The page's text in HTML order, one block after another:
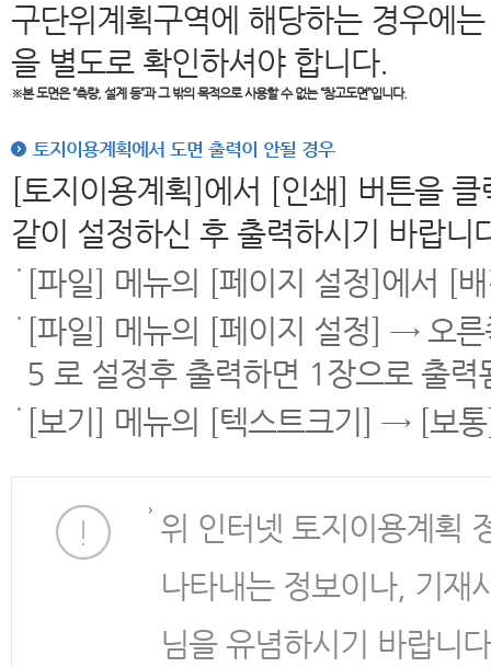
구단위계획구역에 해당하는 경우에
을 별도로 확인하셔야 합니다.
※본 도면은“측량, 설계 등”과 그 밖의 목적으로 사용할 수 없는 “참고도면”입니다.
토지이용계획에서 도면 출력이 안될 경우
[토지이용계획]에서 [인쇄] 버튼을
같이 설정하신 후 출력하시기 바랍니
[파일] 메뉴의 [페이지 설정]에서 [
[파일] 메뉴의 [페이지 설정] → 오
5 로 설정후 출력하면 1장으로 출력
[보기] 메뉴의 [텍스트크기] → [보
위 인터넷 토지이용계획
나타내는 정보이나, 기재
님을 유념하시기 바랍니